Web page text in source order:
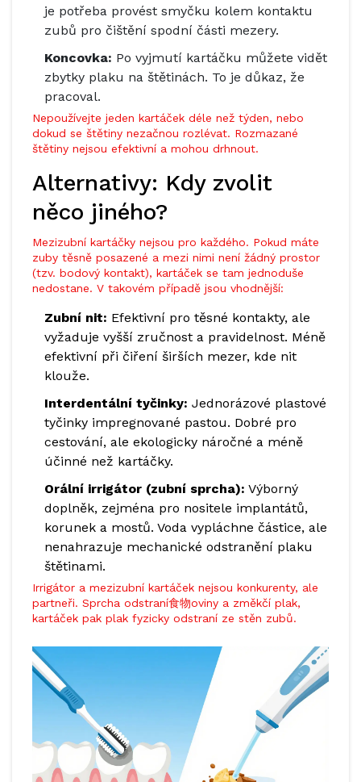
je potřeba provést smyčku kolem kontaktu
zubů pro čištění spodní části mezery.
Koncovka: Po vyjmutí kartáčku můžete vidět
zbytky plaku na štětinách. To je důkaz, že
pracoval.
Nepoužívejte jeden kartáček déle než týden, nebo
dokud se štětiny nezačnou rozlévat. Rozmazané
štětiny nejsou efektivní a mohou drhnout.
Alternativy: Kdy zvolit
něco jiného?
Mezizubní kartáčky nejsou pro každého. Pokud máte
zuby těsně posazené a mezi nimi není žádný prostor
(tzv. bodový kontakt), kartáček se tam jednoduše
nedostane. V takovém případě jsou vhodnější:
Zubní nit: Efektivní pro těsné kontakty, ale
vyžaduje vyšší zručnost a pravidelnost. Méně
efektivní při čiření širších mezer, kde nit
klouže.
Interdentální tyčinky: Jednorázové plastové
tyčinky impregnované pastou. Dobré pro
cestování, ale ekologicky náročné a méně
účinné než kartáčky.
Orální irrigátor (zubní sprcha): Výborný
doplněk, zejména pro nositele implantátů,
korunek a mostů. Voda vypláchne částice, ale
nenahrazuje mechanické odstranění plaku
štětinami.
Irrigátor a mezizubní kartáček nejsou konkurenty, ale
partneři. Sprcha odstraní食物oviny a změkčí plak,
kartáček pak plak fyzicky odstraní ze stěn zubů.